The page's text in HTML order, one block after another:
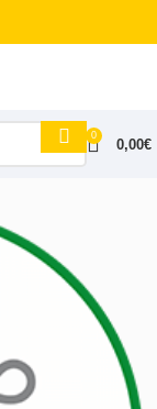
0
0,00€